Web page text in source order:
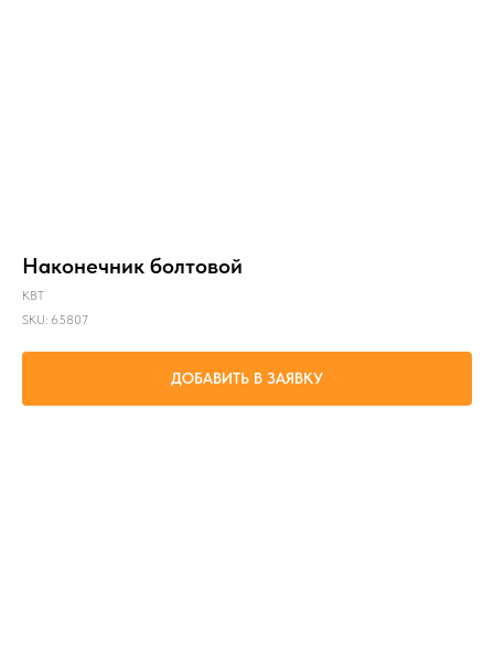
Наконечник болтовой
КВТ
SKU: 65807
ДОБАВИТЬ В ЗАЯВКУ